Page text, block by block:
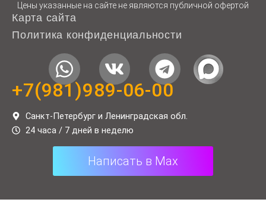
Цены указанные на сайте не являются публичной офертой
Карта сайта
Политика конфиденциальности
W
h
a
t
s
p
p
V
k
T
e
l
e
g
r
a
m
+7(981)989-06-00
Санкт-Петербург и Ленинградская обл.
24 часа / 7 дней в неделю
Написать в Max